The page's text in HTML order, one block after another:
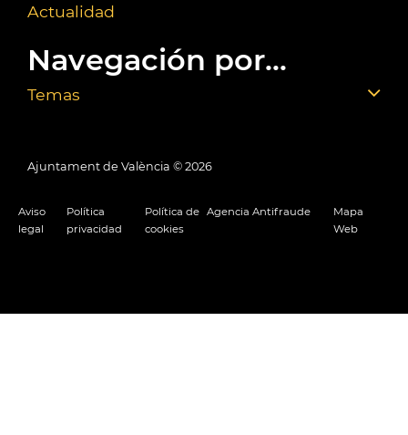
Actualidad
Navegación por...
Temas
Ajuntament de València © 2026
Aviso
legal
Política
privacidad
Política de
cookies
Agencia Antifraude
Mapa
Web